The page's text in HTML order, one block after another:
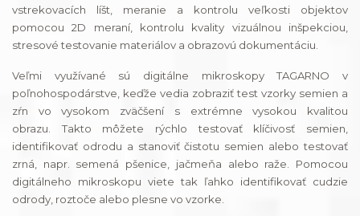
vstrekovacích líšt, meranie a kontrolu veľkosti objektov
pomocou 2D meraní, kontrolu kvality vizuálnou inšpekciou,
stresové testovanie materiálov a obrazovú dokumentáciu.
Veľmi využívané sú digitálne mikroskopy TAGARNO v
poľnohospodárstve, keďže vedia zobraziť test vzorky semien a
zŕn vo vysokom zväčšení s extrémne vysokou kvalitou
obrazu. Takto môžete rýchlo testovať klíčivosť semien,
identifikovať odrodu a stanoviť čistotu semien alebo testovať
zrná, napr. semená pšenice, jačmeňa alebo raže. Pomocou
digitálneho mikroskopu viete tak ľahko identifikovať cudzie
odrody, roztoče alebo plesne vo vzorke.